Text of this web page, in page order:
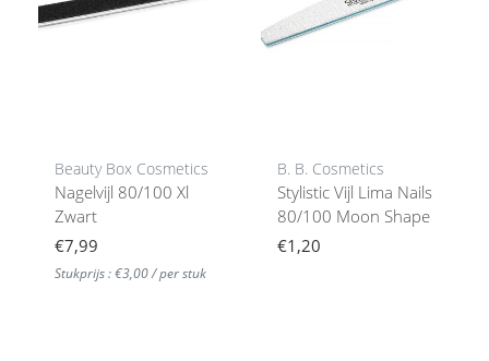
Beauty Box Cosmetics
Nagelvijl 80/100 Xl
Zwart
€7,99
Stukprijs : €3,00 / per stuk
B. B. Cosmetics
Stylistic Vijl Lima Nails
80/100 Moon Shape
€1,20